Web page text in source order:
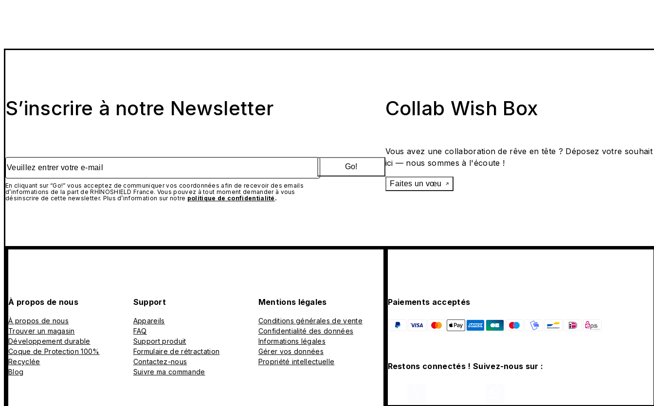
S’inscrire à notre Newsletter
Veuillez entrer votre e-mail
En cliquant sur “Go!” vous acceptez de communiquer vos coordonnées afin de recevoir des emails
d’informations de la part de RHINOSHIELD France. Vous pouvez à tout moment demander à vous
désinscrire de cette newsletter. Plus d’information sur notre politique de confidentialité .
Go!
Collab Wish Box
Vous avez une collaboration de rêve en tête ? Déposez votre souhait
ici — nous sommes à l'écoute !
Faites un vœu
À propos de nous
À propos de nous
Trouver un magasin
Développement durable
Coque de Protection 100%
Recyclée
Blog
Support
Appareils
FAQ
Support produit
Formulaire de rétractation
Contactez-nous
Suivre ma commande
Mentions légales
Conditions générales de vente
Confidentialité des données
Informations légales
Gérer vos données
Propriété intellectuelle
Paiements acceptés
Restons connectés ! Suivez-nous sur :